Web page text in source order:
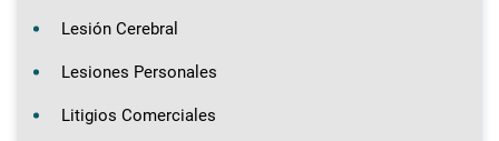
Lesión Cerebral
Lesiones Personales
Litigios Comerciales